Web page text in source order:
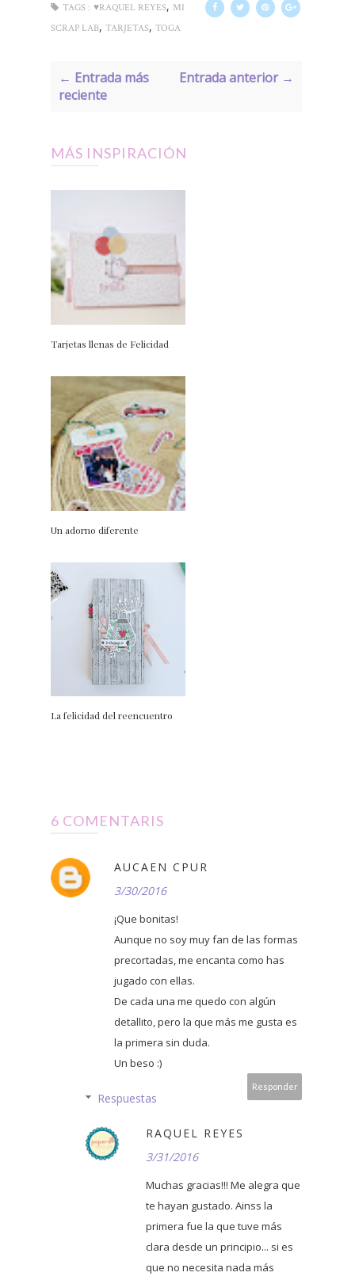
TAGS : ♥RAQUEL REYES, MI
SCRAP LAB, TARJETAS, TOGA
← Entrada más
reciente
Entrada anterior →
MÁS INSPIRACIÓN
Tarjetas llenas de Felicidad
Un adorno diferente
La felicidad del reencuentro
6 COMENTARIS
AUCAEN CPUR
3/30/2016
¡Que bonitas!
Aunque no soy muy fan de las formas
precortadas, me encanta como has
jugado con ellas.
De cada una me quedo con algún
detallito, pero la que más me gusta es
la primera sin duda.
Un beso :)
Responder
Respuestas
RAQUEL REYES
3/31/2016
Muchas gracias!!! Me alegra que
te hayan gustado. Ainss la
primera fue la que tuve más
clara desde un principio... si es
que no necesita nada más